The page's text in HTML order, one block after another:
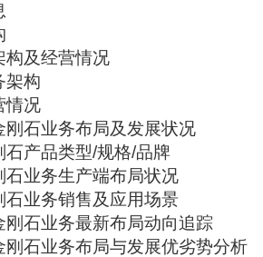
构及经营情况
架构
情况
刚石业务布局及发展状况
产品类型/规格/品牌
石业务生产端布局状况
业务销售及应用场景
刚石业务最新布局动向追踪
刚石业务布局与发展优劣势分析